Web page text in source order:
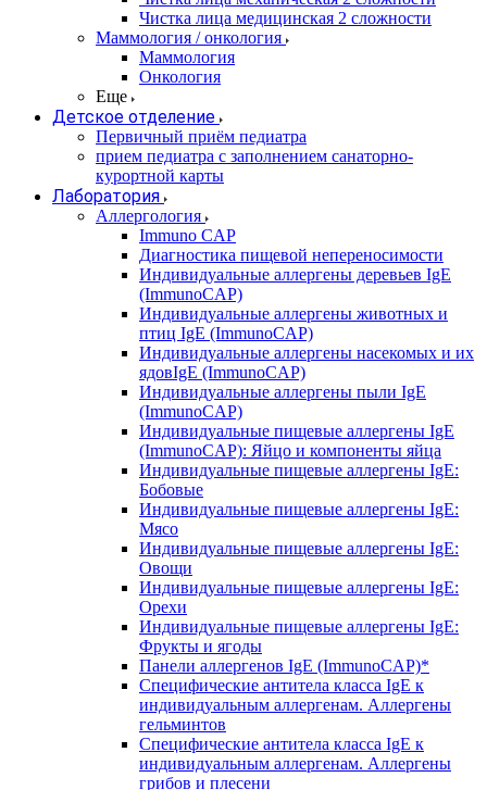
Чистка лица медицинская 2 сложности
Маммология / онкология
Маммология
Онкология
Еще
Детское отделение
Первичный приём педиатра
прием педиатра с заполнением санаторно-
курортной карты
Лаборатория
Аллергология
Immuno CAP
Диагностика пищевой непереносимости
Индивидуальные аллергены деревьев IgE
(ImmunoCAP)
Индивидуальные аллергены животных и
птиц IgE (ImmunoCAP)
Индивидуальные аллергены насекомых и их
ядовIgE (ImmunoCAP)
Индивидуальные аллергены пыли IgE
(ImmunoCAP)
Индивидуальные пищевые аллергены IgE
(ImmunoCAP): Яйцо и компоненты яйца
Индивидуальные пищевые аллергены IgE:
Бобовые
Индивидуальные пищевые аллергены IgE:
Мясо
Индивидуальные пищевые аллергены IgE:
Овощи
Индивидуальные пищевые аллергены IgE:
Орехи
Индивидуальные пищевые аллергены IgE:
Фрукты и ягоды
Панели аллергенов IgE (ImmunoCAP)*
Специфические антитела класса IgE к
индивидуальным аллергенам. Аллергены
гельминтов
Специфические антитела класса IgE к
индивидуальным аллергенам. Аллергены
грибов и плесени